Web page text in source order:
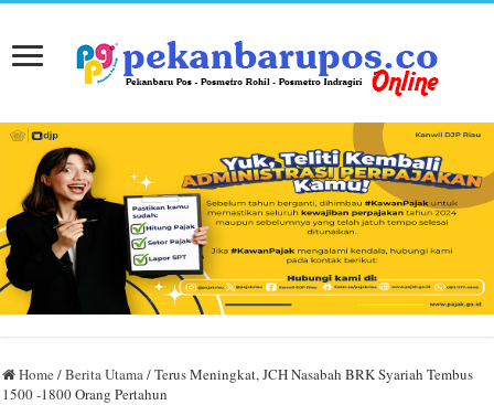
Home /Berita Utama/Terus Meningkat, JCH Nasabah BRK Syariah Tembus
1500 -1800 Orang Pertahun